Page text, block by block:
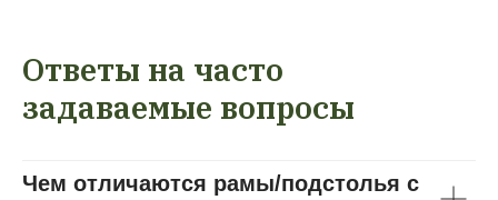
Ответы на часто
задаваемые вопросы
Чем отличаются рамы/подстолья с